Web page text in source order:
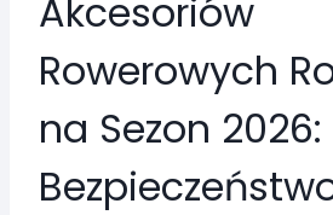
Akcesoriów
Rowerowych
na Sezon